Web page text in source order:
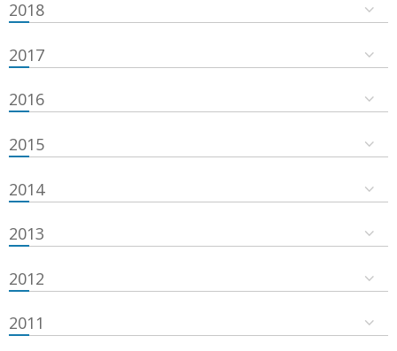
2018
2017
2016
2015
2014
2013
2012
2011